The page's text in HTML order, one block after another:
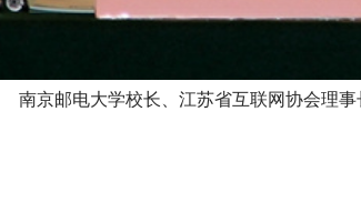
南京邮电大学校长、江苏省互联网协会理